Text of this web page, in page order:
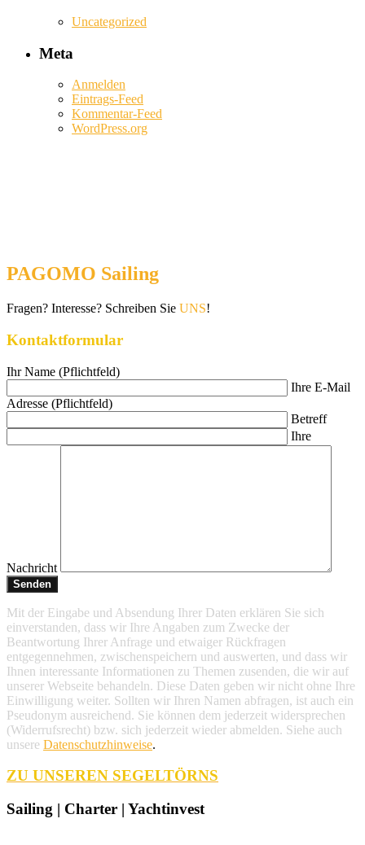
Uncategorized
Meta
Anmelden
Eintrags-Feed
Kommentar-Feed
WordPress.org
PAGOMO Sailing
Fragen? Interesse? Schreiben Sie UNS!
Kontaktformular
Ihr Name (Pflichtfeld)
Ihre E-Mail
Adresse (Pflichtfeld)
Betreff
Ihre
Nachricht
Mit der Eingabe und Absendung Ihrer Daten erklären Sie sich
einverstanden, dass wir Ihre Angaben zum Zwecke der
Beantwortung Ihrer Anfrage und etwaiger Rückfragen
entgegennehmen, zwischenspeichern und auswerten, und dass wir
Ihnen interessante Informationen zu Themen zusenden, die wir auf
unserer Webseite behandeln. Diese Daten geben wir nicht ohne Ihre
Einwilligung weiter. Sollten wir Ihren Namen abfragen, ist auch ein
Pseudonym ausreichend. Sie können dem jederzeit widersprechen
(Widerrufsrecht) bzw. sich jederzeit wieder abmelden. Siehe auch
unsere Datenschutzhinweise.
ZU UNSEREN SEGELTÖRNS
Sailing | Charter | Yachtinvest